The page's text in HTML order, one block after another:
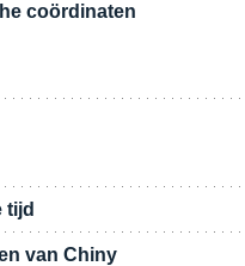
coördinaten
tijd
van Chiny